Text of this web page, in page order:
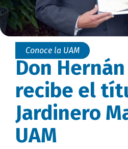
Conoce la UAM
Don
recibe el
Jardinero
UAM